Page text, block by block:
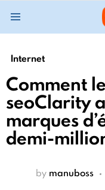
Internet
Comment
seoClarity
marques
demi-
by manuboss